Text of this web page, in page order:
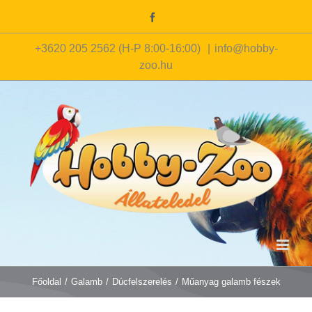
+3620 205 2562 (H-P 8:00-16:00)
info@hobby-
zoo.hu
Főoldal / Galamb / Dúcfelszerelés / Műanyag galamb fészek